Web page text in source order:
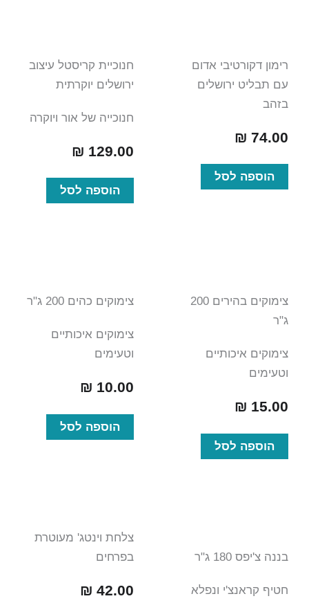
רימון דקורטיבי אדום
עם תבליט ירושלים
בזהב
₪ 74.00
הוספה לסל
חנוכיית קריסטל עיצוב
ירושלים יוקרתית
חנוכייה של אור ויוקרה
₪ 129.00
הוספה לסל
צימוקים בהירים 200
ג"ר
צימוקים איכותיים
וטעימים
₪ 15.00
הוספה לסל
צימוקים כהים 200 ג"ר
צימוקים איכותיים
וטעימים
₪ 10.00
הוספה לסל
בננה צ'יפס 180 ג"ר
חטיף קראנצ'י ונפלא
צלחת וינטג' מעוטרת
בפרחים
₪ 42.00